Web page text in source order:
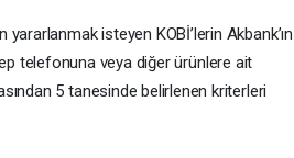
isteyen KOBİ’lerin Akbank’ın
telefonuna veya diğer ürünlere ait
5 tanesinde belirlenen kriterleri